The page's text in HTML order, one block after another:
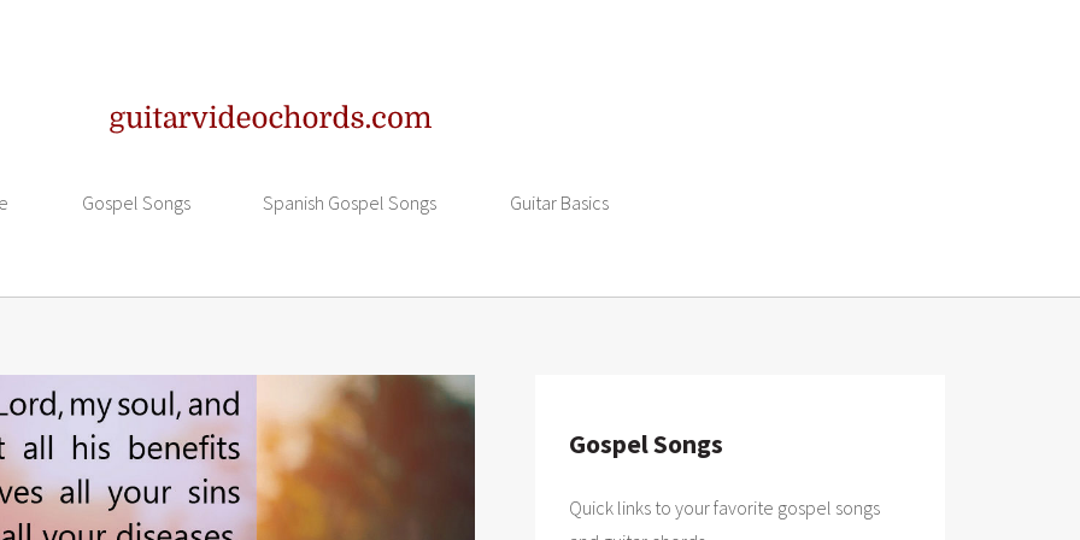
Gospel Songs Spanish Gospel Songs Guitar Basics
Gospel Songs
Quick links to your favorite gospel songs